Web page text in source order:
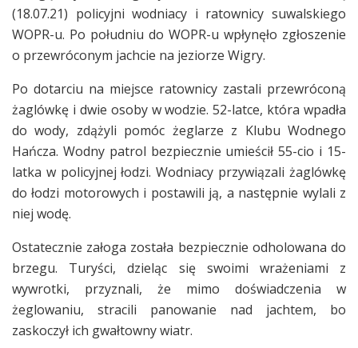
(18.07.21) policyjni wodniacy i ratownicy suwalskiego
WOPR-u. Po południu do WOPR-u wpłynęło zgłoszenie
o przewróconym jachcie na jeziorze Wigry.
Po dotarciu na miejsce ratownicy zastali przewróconą
żaglówkę i dwie osoby w wodzie. 52-latce, która wpadła
do wody, zdążyli pomóc żeglarze z Klubu Wodnego
Hańcza. Wodny patrol bezpiecznie umieścił 55-cio i 15-
latka w policyjnej łodzi. Wodniacy przywiązali żaglówkę
do łodzi motorowych i postawili ją, a następnie wylali z
niej wodę.
Ostatecznie załoga została bezpiecznie odholowana do
brzegu. Turyści, dzieląc się swoimi wrażeniami z
wywrotki, przyznali, że mimo doświadczenia w
żeglowaniu, stracili panowanie nad jachtem, bo
zaskoczył ich gwałtowny wiatr.